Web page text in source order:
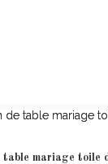
table mariage toile